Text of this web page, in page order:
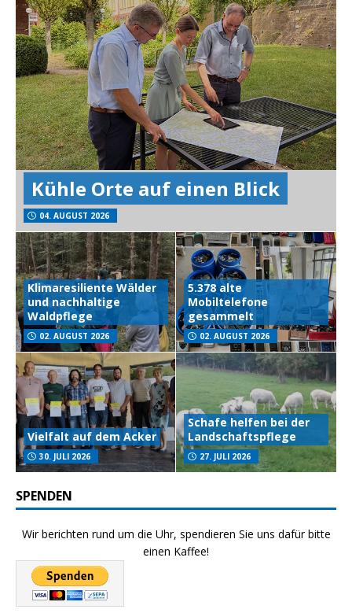
Kühle Orte auf einen Blick
04. AUGUST 2026
Klimaresiliente Wälder
und nachhaltige
Waldpflege
02. AUGUST 2026
5.378 alte
Mobiltelefone
gesammelt
02. AUGUST 2026
Vielfalt auf dem Acker
30. JULI 2026
Schafe helfen bei der
Landschaftspflege
27. JULI 2026
SPENDEN
Wir berichten rund um die Uhr, spendieren Sie uns dafür bitte
einen Kaffee!